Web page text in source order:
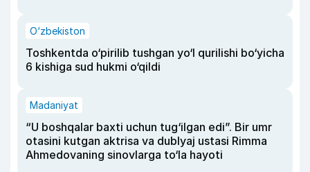
O‘zbekiston
Toshkentda o‘pirilib tushgan yo‘l qurilishi bo‘yicha
6 kishiga sud hukmi o‘qildi
Madaniyat
“U boshqalar baxti uchun tug‘ilgan edi”. Bir umr
otasini kutgan aktrisa va dublyaj ustasi Rimma
Ahmedovaning sinovlarga to‘la hayoti